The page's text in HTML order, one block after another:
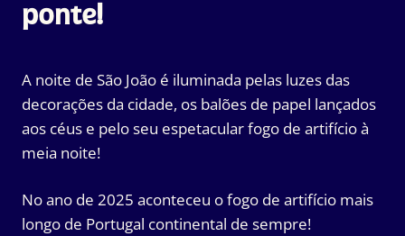
ponte!
A noite de São João é iluminada pelas luzes das
decorações da cidade, os balões de papel lançados
aos céus e pelo seu espetacular fogo de artifício à
meia noite!
No ano de 2025 aconteceu o fogo de artifício mais
longo de Portugal continental de sempre!